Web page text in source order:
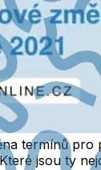
termínů
jsou ty